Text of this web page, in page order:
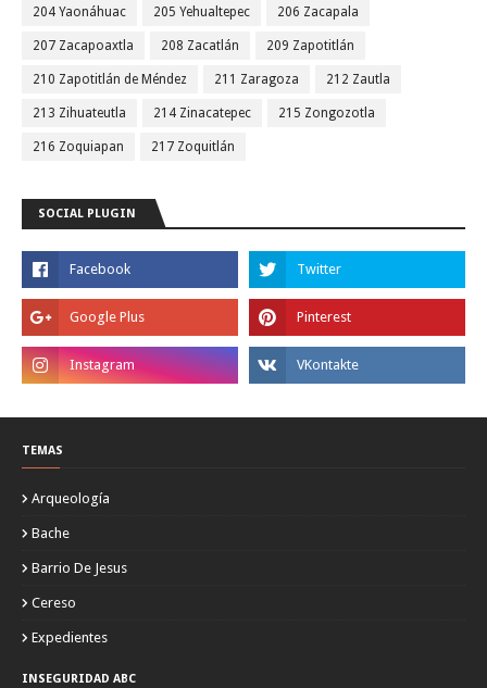
204 Yaonáhuac 205 Yehualtepec 206 Zacapala
207 Zacapoaxtla 208 Zacatlán 209 Zapotitlán
210 Zapotitlán de Méndez 211 Zaragoza 212 Zautla
213 Zihuateutla 214 Zinacatepec 215 Zongozotla
216 Zoquiapan 217 Zoquitlán
SOCIAL PLUGIN
TEMAS
Arqueología
Bache
Barrio De Jesus
Cereso
Expedientes
INSEGURIDAD ABC